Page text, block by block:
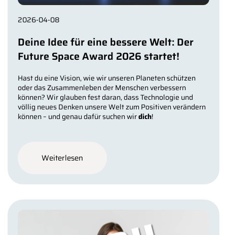
2026-04-08
Deine Idee für eine bessere Welt: Der
Future Space Award 2026 startet!
Hast du eine Vision, wie wir unseren Planeten schützen
oder das Zusammenleben der Menschen verbessern
können? Wir glauben fest daran, dass Technologie und
völlig neues Denken unsere Welt zum Positiven verändern
können – und genau dafür suchen wirdich!
Weiterlesen